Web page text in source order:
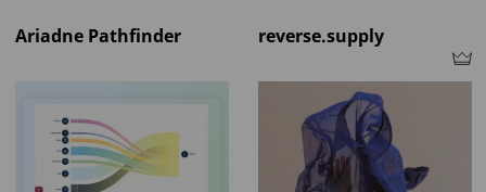
Ariadne Pathfinder reverse.supply